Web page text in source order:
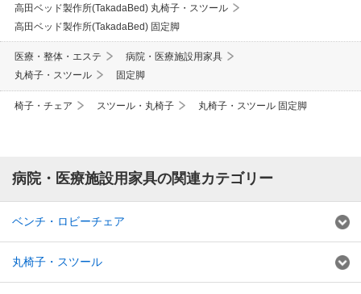
高田ベッド製作所(TakadaBed) 丸椅子・スツール
高田ベッド製作所(TakadaBed) 固定脚
医療・整体・エステ
病院・医療施設用家具
丸椅子・スツール
固定脚
椅子・チェア スツール・丸椅子 丸椅子・スツール 固定脚
病院・医療施設用家具の関連カテゴリー
ベンチ・ロビーチェア
丸椅子・スツール